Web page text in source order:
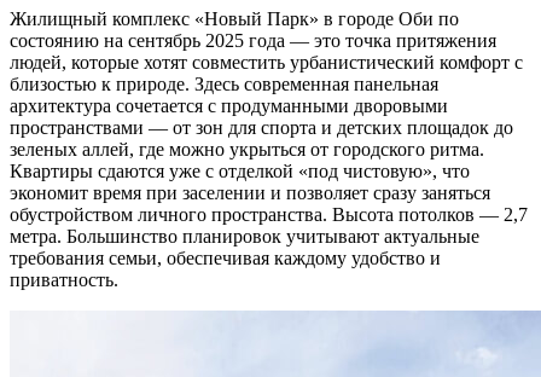
Жилищный комплекс «Новый Парк» в городе Оби по
состоянию на сентябрь 2025 года — это точка притяжения
людей, которые хотят совместить урбанистический комфорт с
близостью к природе. Здесь современная панельная
архитектура сочетается с продуманными дворовыми
пространствами — от зон для спорта и детских площадок до
зеленых аллей, где можно укрыться от городского ритма.
Квартиры сдаются уже с отделкой «под чистовую», что
экономит время при заселении и позволяет сразу заняться
обустройством личного пространства. Высота потолков — 2,7
метра. Большинство планировок учитывают актуальные
требования семьи, обеспечивая каждому удобство и
приватность.